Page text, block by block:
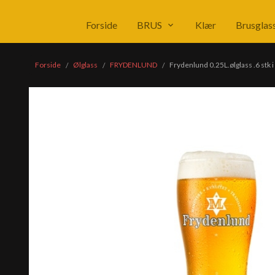
Forside BRUS Klær
Forside Ølglass FRYDENLUND Frydenlund 0.25L.ølglass .6 stk